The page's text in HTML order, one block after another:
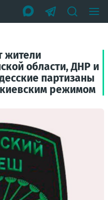
жители
области, ДНР и
партизаны
режимом